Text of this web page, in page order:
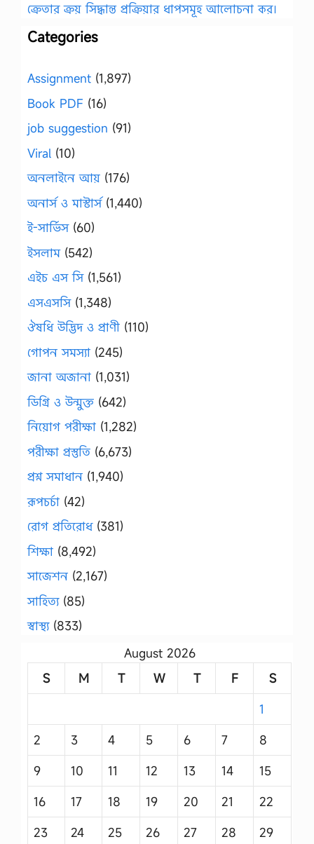
ক্রেতার ক্রয় সিদ্ধান্ত প্রক্রিয়ার ধাপসমূহ আলোচনা কর।
Categories
Assignment (1,897)
Book PDF (16)
job suggestion (91)
Viral (10)
অনলাইনে আয় (176)
অনার্স ও মাস্টার্স(1,440)
ই-সার্ভিস(60)
ইসলাম(542)
এইচ এস সি(1,561)
এসএসসি(1,348)
ঔষধি উদ্ভিদ ও প্রাণী (110)
গোপন সমস্যা (245)
জানা অজানা (1,031)
ডিগ্রি ও উন্মুক্ত (642)
নিয়োগ পরীক্ষা (1,282)
পরীক্ষা প্রস্তুতি (6,673)
প্রশ্ন সমাধান (1,940)
রূপচর্চা (42)
রোগ প্রতিরোধ(381)
শিক্ষা (8,492)
সাজেশন (2,167)
সাহিত্য(85)
স্বাস্থ্য(833)
August 2026
S
M T W T F
S
1
2
3 4 5 6 7
8
9
10 11 12 13 14
15
16
17 18 19 20 21
22
23
24 25 26 27 28 29